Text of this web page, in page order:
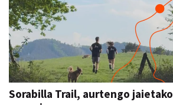
Sorabilla Trail, aurtengo